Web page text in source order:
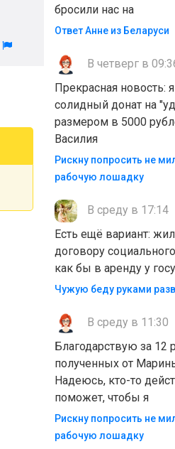
бросили нас на
Ответ Анне из Беларуси
В четверг в
Прекрасная новость:
солидный донат на
размером в 5000
Василия
Рискну попросить не
рабочую лошадку
В среду в 17:14
Есть ещё вариант:
договору
как бы в аренду у
Чужую беду руками
В среду в 11:30
Благодарствую за 12
полученных от
Надеюсь, кто-то
поможет, чтобы я
Рискну попросить не
рабочую лошадку